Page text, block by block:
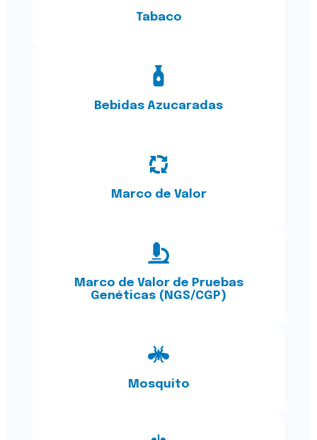
Tabaco
Bebidas Azucaradas
Marco de Valor
Marco de Valor de Pruebas
Genéticas (NGS/CGP)
Mosquito